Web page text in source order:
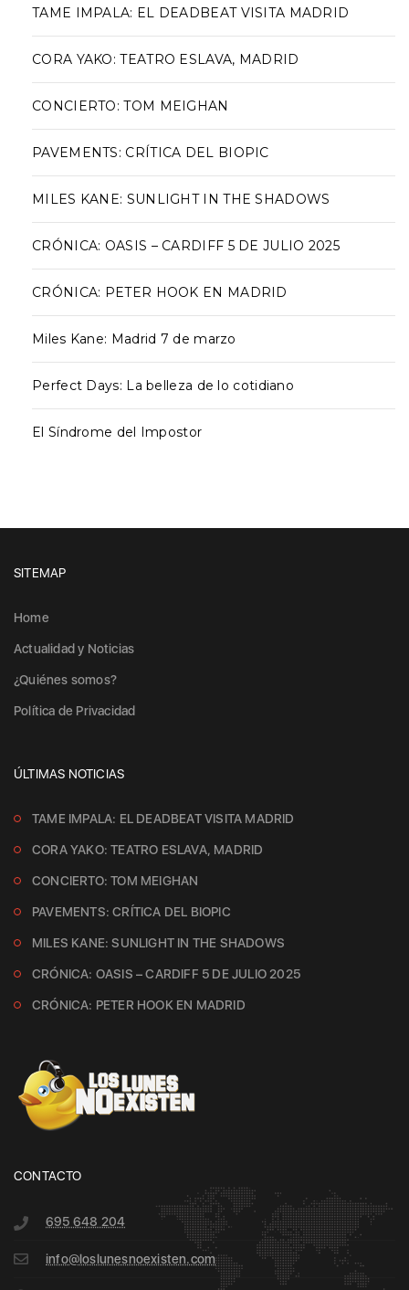
TAME IMPALA: EL DEADBEAT VISITA MADRID
CORA YAKO: TEATRO ESLAVA, MADRID
CONCIERTO: TOM MEIGHAN
PAVEMENTS: CRÍTICA DEL BIOPIC
MILES KANE: SUNLIGHT IN THE SHADOWS
CRÓNICA: OASIS – CARDIFF 5 DE JULIO 2025
CRÓNICA: PETER HOOK EN MADRID
Miles Kane: Madrid 7 de marzo
Perfect Days: La belleza de lo cotidiano
El Síndrome del Impostor
SITEMAP
Home
Actualidad y Noticias
¿Quiénes somos?
Política de Privacidad
ÚLTIMAS NOTICIAS
TAME IMPALA: EL DEADBEAT VISITA MADRID
CORA YAKO: TEATRO ESLAVA, MADRID
CONCIERTO: TOM MEIGHAN
PAVEMENTS: CRÍTICA DEL BIOPIC
MILES KANE: SUNLIGHT IN THE SHADOWS
CRÓNICA: OASIS – CARDIFF 5 DE JULIO 2025
CRÓNICA: PETER HOOK EN MADRID
CONTACTO
695 648 204
info@loslunesnoexisten.com